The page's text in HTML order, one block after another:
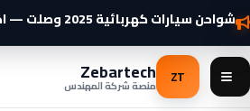
تخطي
إلى
المحتوى
شواحن سيارات كهربائية 2025 وصلت — اطّلع الآن
ZT
Zebartech
منصة شركة المهندس